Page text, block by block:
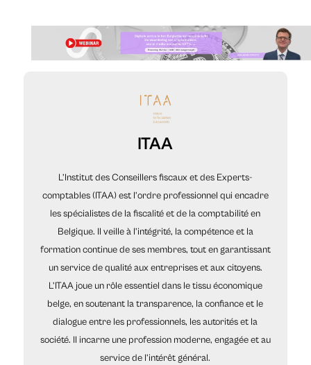
ITAA
L’Institut des Conseillers fiscaux et des Experts-
comptables (ITAA) est l’ordre professionnel qui encadre
les spécialistes de la fiscalité et de la comptabilité en
Belgique. Il veille à l’intégrité, la compétence et la
formation continue de ses membres, tout en garantissant
un service de qualité aux entreprises et aux citoyens.
L’ITAA joue un rôle essentiel dans le tissu économique
belge, en soutenant la transparence, la confiance et le
dialogue entre les professionnels, les autorités et la
société. Il incarne une profession moderne, engagée et au
service de l’intérêt général.